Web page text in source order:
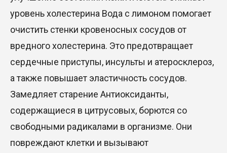
уровень холестерина Вода с лимоном помогает
очистить стенки кровеносных сосудов от
вредного холестерина. Это предотвращает
сердечные приступы, инсульты и атеросклероз,
а также повышает эластичность сосудов.
Замедляет старение Антиоксиданты,
содержащиеся в цитрусовых, борются со
свободными радикалами в организме. Они
повреждают клетки и вызывают